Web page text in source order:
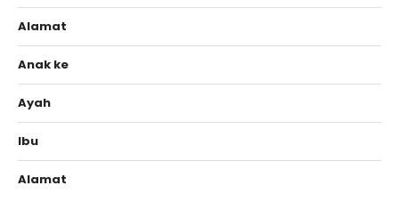
Alamat
Anak ke
Ayah
Ibu
Alamat